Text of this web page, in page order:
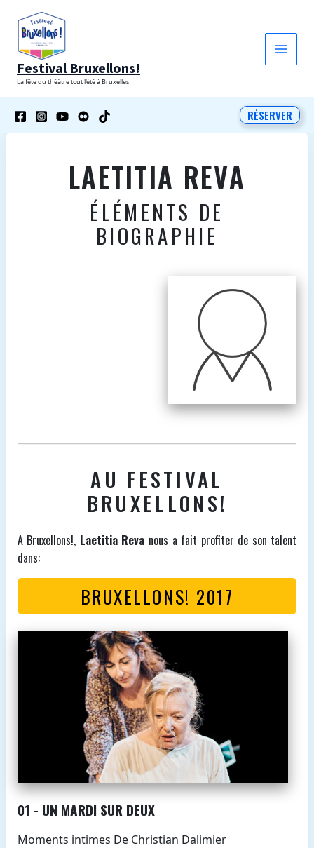
contenu
Festival Bruxellons!
La fête du théâtre tout l'été à Bruxelles
RÉSERVER
LAETITIA REVA
ÉLÉMENTS DE
BIOGRAPHIE
AU FESTIVAL
BRUXELLONS!
A Bruxellons!, Laetitia Reva nous a fait profiter de son talent
dans:
BRUXELLONS! 2017
01 - UN MARDI SUR DEUX
Moments intimes De Christian Dalimier